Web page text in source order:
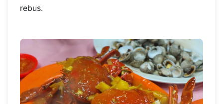
rebus.